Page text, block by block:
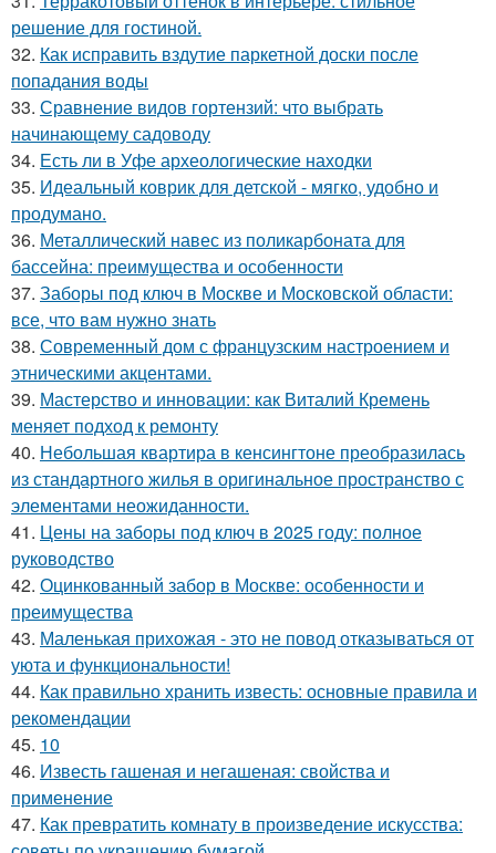
решение для гостиной.
32. Как исправить вздутие паркетной доски после
попадания воды
33. Сравнение видов гортензий: что выбрать
начинающему садоводу
34. Есть ли в Уфе археологические находки
35. Идеальный коврик для детской - мягко, удобно и
продумано.
36. Металлический навес из поликарбоната для
бассейна: преимущества и особенности
37. Заборы под ключ в Москве и Московской области:
все, что вам нужно знать
38. Современный дом с французским настроением и
этническими акцентами.
39. Мастерство и инновации: как Виталий Кремень
меняет подход к ремонту
40. Небольшая квартира в кенсингтоне преобразилась
из стандартного жилья в оригинальное пространство с
элементами неожиданности.
41. Цены на заборы под ключ в 2025 году: полное
руководство
42. Оцинкованный забор в Москве: особенности и
преимущества
43. Маленькая прихожая - это не повод отказываться от
уюта и функциональности!
44. Как правильно хранить известь: основные правила и
рекомендации
45. 10
46. Известь гашеная и негашеная: свойства и
применение
47. Как превратить комнату в произведение искусства: